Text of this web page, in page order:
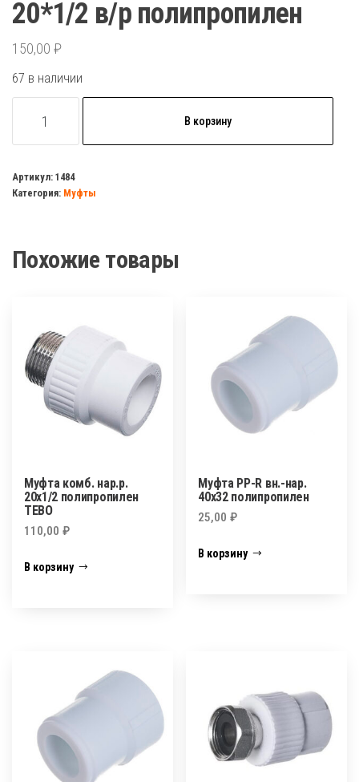
20*1/2 в/р полипропилен
150,00 ₽
67 в наличии
товара
с
накидной
в/
В корзину
Артикул: 1484
Категория: Муфты
Похожие товары
Муфта комб. нар.р.
20х1/2 полипропилен
TEBO
110,00 ₽
В корзину
Муфта PP-R вн.-нар.
40х32 полипропилен
25,00₽
В корзину